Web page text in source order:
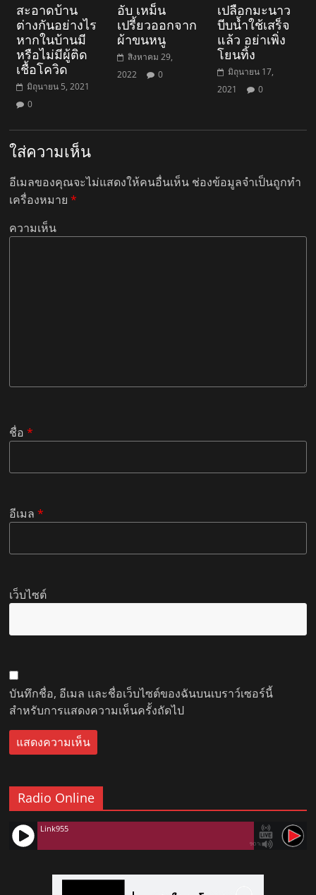
สะอาดบ้าน
ต่างกันอย่างไร
หากในบ้านมี
หรือไม่มีผู้ติด
เชื้อโควิด
มิถุนายน 5, 2021
0
อับ เหม็น
เปรี้ยวออกจาก
ผ้าขนหนู
สิงหาคม 29,
2022
0
เปลือกมะนาว
บีบน้ำใช้เสร็จ
แล้ว อย่าเพิ่ง
โยนทิ้ง
มิถุนายน 17,
2021
0
ใส่ความเห็น
อีเมลของคุณจะไม่แสดงให้คนอื่นเห็น ช่องข้อมูลจำเป็นถูกทำ
เครื่องหมาย*
ความเห็น
ชื่อ*
อีเมล*
เว็บไซต์
บันทึกชื่อ, อีเมล และชื่อเว็บไซต์ของฉันบนเบราว์เซอร์นี้
สำหรับการแสดงความเห็นครั้งถัดไป
Radio Online
90%
Link955